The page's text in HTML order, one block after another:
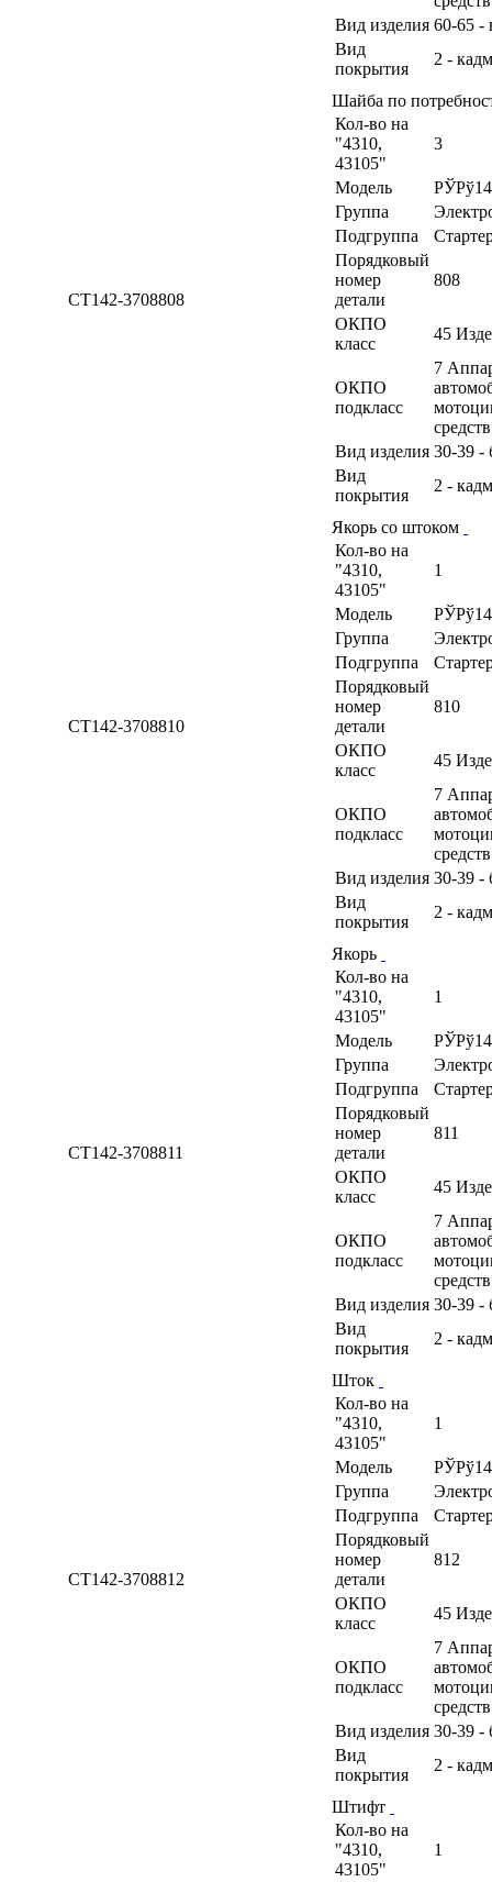
Вид изделия 60-65 -
Вид
покрытия
2 -
СТ142-3708808
Шайба по
Кол-во на
"4310,
43105"
3
Модель
Группа
Подгруппа
Порядковый
номер
детали
808
ОКПО
класс
45
ОКПО
подкласс
7
Вид изделия 30-39 -
Вид
покрытия
2 -
СТ142-3708810
Якорь со штоком
Кол-во на
"4310,
43105"
1
Модель
Группа
Подгруппа
Порядковый
номер
детали
810
ОКПО
класс
45
ОКПО
подкласс
7
Вид изделия 30-39 -
Вид
покрытия
2 -
СТ142-3708811
Якорь
Кол-во на
"4310,
43105"
1
Модель
Группа
Подгруппа
Порядковый
номер
детали
811
ОКПО
класс
45
ОКПО
подкласс
7
Вид изделия 30-39 -
Вид
покрытия
2 -
СТ142-3708812
Шток
Кол-во на
"4310,
43105"
1
Модель
Группа
Подгруппа
Порядковый
номер
детали
812
ОКПО
класс
45
ОКПО
подкласс
7
Вид изделия 30-39 -
Вид
покрытия
2 -
Штифт
Кол-во на
"4310,
43105"
1